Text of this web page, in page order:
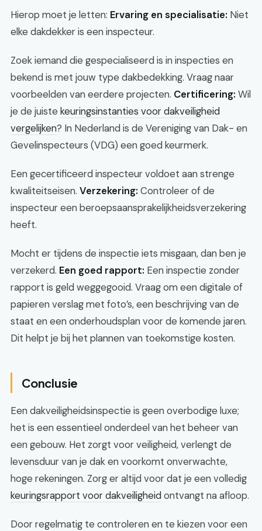
Hierop moet je letten: Ervaring en specialisatie: Niet
elke dakdekker is een inspecteur.
Zoek iemand die gespecialiseerd is in inspecties en
bekend is met jouw type dakbedekking. Vraag naar
voorbeelden van eerdere projecten. Certificering: Wil
je de juiste keuringsinstanties voor dakveiligheid
vergelijken? In Nederland is de Vereniging van Dak- en
Gevelinspecteurs (VDG) een goed keurmerk.
Een gecertificeerd inspecteur voldoet aan strenge
kwaliteitseisen. Verzekering: Controleer of de
inspecteur een beroepsaansprakelijkheidsverzekering
heeft.
Mocht er tijdens de inspectie iets misgaan, dan ben je
verzekerd. Een goed rapport: Een inspectie zonder
rapport is geld weggegooid. Vraag om een digitale of
papieren verslag met foto’s, een beschrijving van de
staat en een onderhoudsplan voor de komende jaren.
Dit helpt je bij het plannen van toekomstige kosten.
Conclusie
Een dakveiligheidsinspectie is geen overbodige luxe;
het is een essentieel onderdeel van het beheer van
een gebouw. Het zorgt voor veiligheid, verlengt de
levensduur van je dak en voorkomt onverwachte,
hoge rekeningen. Zorg er altijd voor dat je een volledig
keuringsrapport voor dakveiligheidontvangt na afloop.
Door regelmatig te controleren en te kiezen voor een